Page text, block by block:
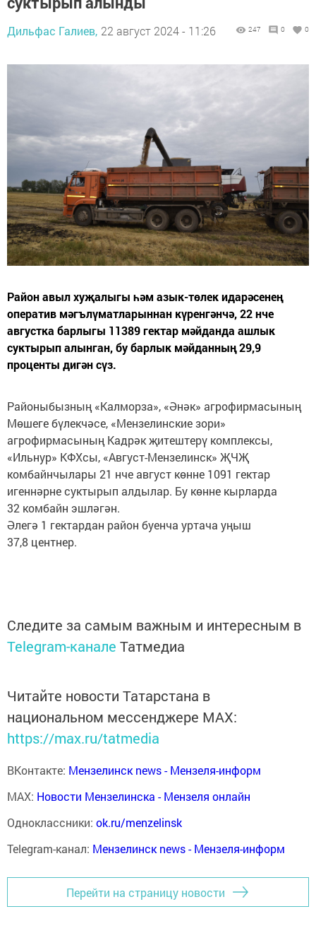
Дильфас Галиев, 22 август 2024 - 11:26 247 0 0
Район авыл хуҗалыгы һәм азык-төлек идарәсенең
оператив мәгълүматларыннан күренгәнчә, 22 нче
августка барлыгы 11389 гектар мәйданда ашлык
суктырып алынган, бу барлык мәйданның 29,9
проценты дигән сүз.
Районыбызның «Калморза», «Әнәк» агрофирмасының
Мөшеге бүлекчәсе, «Мензелинские зори»
агрофирмасының Кадрәк җитештерү комплексы,
«Ильнур» КФХсы, «Август-Мензелинск» ҖЧҖ
комбайнчылары 21 нче август көнне 1091 гектар
игеннәрне суктырып алдылар. Бу көнне кырларда
32 комбайн эшләгән.
Әлегә 1 гектардан район буенча уртача уңыш
37,8 центнер.
Следите за самым важным и интересным в
Telegram-канале Татмедиа
Читайте новости Татарстана в
национальном мессенджере MАХ:
https://max.ru/tatmedia
ВКонтакте: Мензелинск news - Мензеля-информ
MAX: Новости Мензелинска - Мензеля онлайн
Одноклассники: ok.ru/menzelinsk
Telegram-канал: Мензелинск news - Мензеля-информ
Перейти на страницу новости